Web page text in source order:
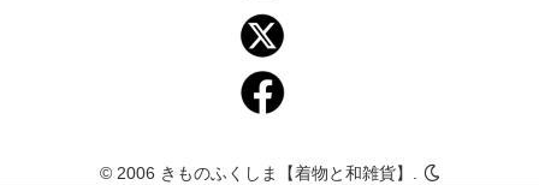
© 2006 きものふくしま【着物と和雑貨】.